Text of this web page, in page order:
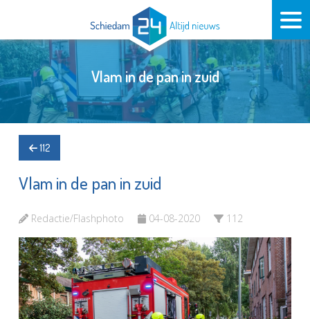
Vlam in de pan in zuid
112
Vlam in de pan in zuid
Redactie/Flashphoto 04-08-2020 112